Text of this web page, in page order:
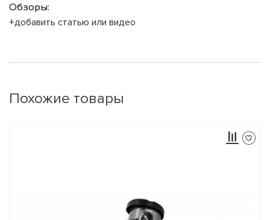
Обзоры:
+добавить статью или видео
Похожие товары